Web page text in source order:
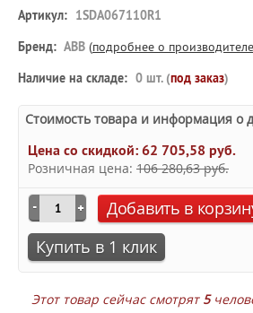
Артикул: 1SDA067110R1
Бренд: ABB (подробнее о производителе
Наличие на складе: 0 шт. (под заказ)
Стоимость товара и информация о
Цена со скидкой:62 705,58 руб.
Розничная цена: 106 280,63 руб.
Добавить в
Купить в 1 клик
Этот товар сейчас смотрят 5